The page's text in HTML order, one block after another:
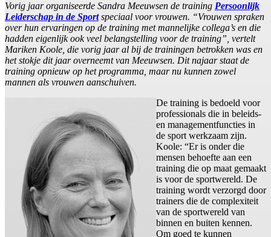
Vorig jaar organiseerde Sandra Meeuwsen de training Persoonlijk
Leiderschap in de Sportspeciaal voor vrouwen. “Vrouwen spraken
over hun ervaringen op de training met mannelijke collega’s en die
hadden eigenlijk ook veel belangstelling voor de training”, vertelt
Mariken Koole, die vorig jaar al bij de trainingen betrokken was en
het stokje dit jaar overneemt van Meeuwsen. Dit najaar staat de
training opnieuw op het programma, maar nu kunnen zowel
mannen als vrouwen aanschuiven.
De training is bedoeld voor
professionals die in beleids-
en managementfuncties in
de sport werkzaam zijn.
Koole: “Er is onder die
mensen behoefte aan een
training die op maat gemaakt
is voor de sportwereld. De
training wordt verzorgd door
trainers die de complexiteit
van de sportwereld van
binnen en buiten kennen.
Om goed te kunnen